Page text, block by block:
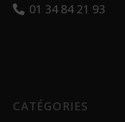
01 34 84 21 93
CATÉGORIES